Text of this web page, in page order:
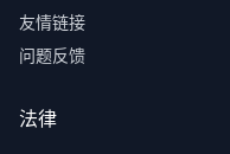
友情链接
问题反馈
法律